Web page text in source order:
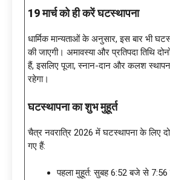
19 मार्च को ही करें घटस्थापना
धार्मिक मान्यताओं के अनुसार, इस बार भी
की जाएगी। अमावस्या और प्रतिपदा तिथि
हैं, इसलिए पूजा, स्नान-दान और कलश
रहेगा।
घटस्थापना का शुभ मुहूर्त
चैत्र नवरात्रि 2026 में घटस्थापना के लिए
गए हैं:
पहला मुहूर्त: सुबह 6:52 बजे से